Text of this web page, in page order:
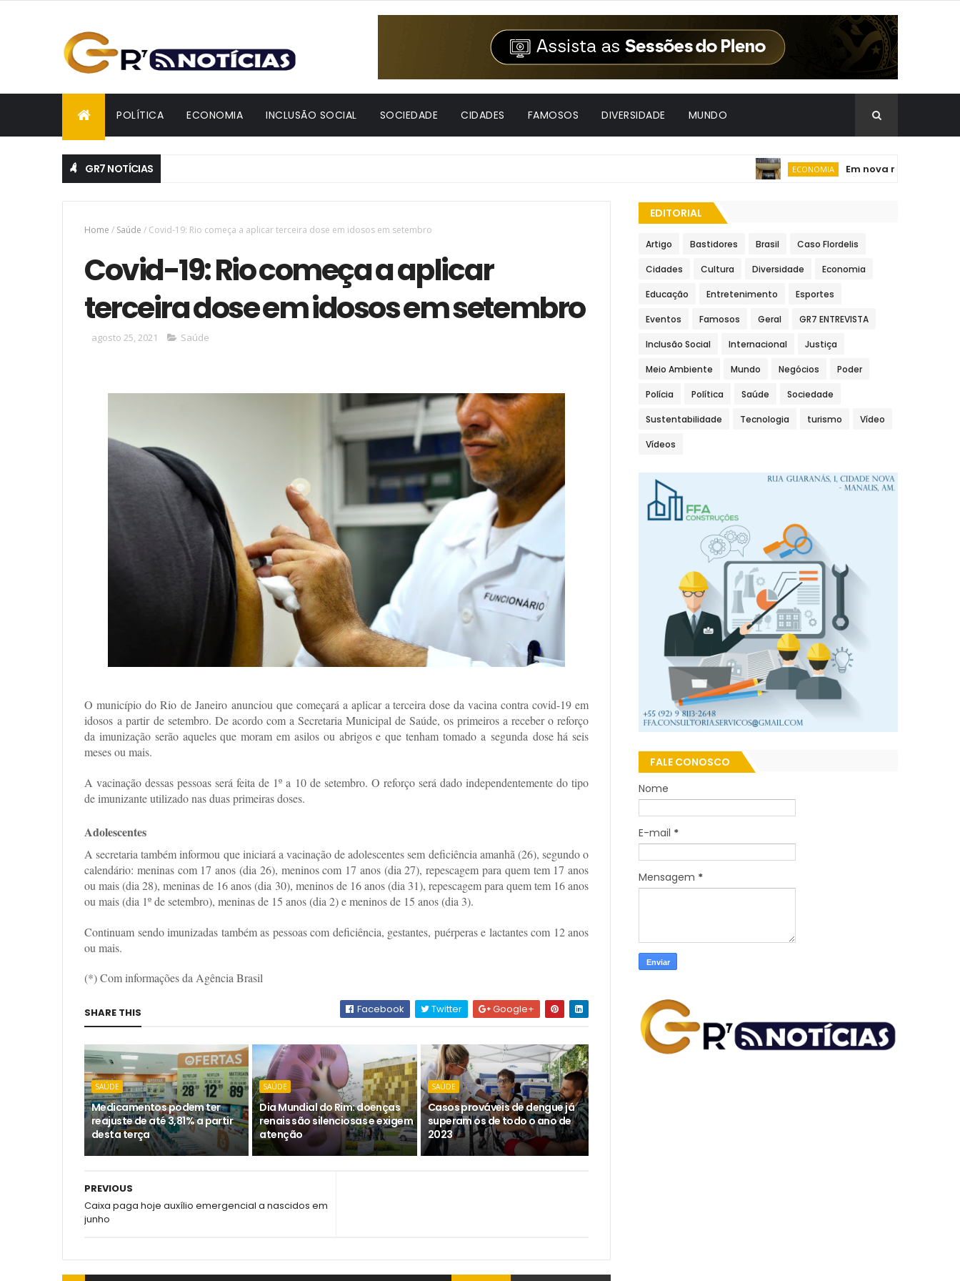
POLÍTICA ECONOMIA INCLUSÃO SOCIAL SOCIEDADE CIDADES FAMOSOS DIVERSIDADE MUNDO
GR7 NOTÍCIAS ECONOMIA Em nova redução,
Home / Saúde / Covid-19: Rio começa a aplicar terceira dose em idosos em setembro
Covid-19: Rio começa a aplicar
terceira dose em idosos em setembro
agosto 25, 2021 Saúde
O município do Riode Janeiroanunciou que começará a aplicar a terceira dose da vacina contra covid-19 em
idosos a partirde setembro. De acordo com a Secretaria Municipal de Saúde, os primeiros a receber o reforço
da imunização serão aqueles que moram em asilos ou abrigos e que tenham tomado a segunda dose há seis
meses ou mais.
A vacinação dessas pessoas será feita de 1º a 10 de setembro. O reforço será dado independentemente do tipo
de imunizante utilizado nas duas primeiras doses.
Adolescentes
A secretaria também informou que iniciará a vacinação de adolescentes sem deficiência amanhã (26), segundo o
calendário: meninas com 17 anos (dia 26), meninos com 17 anos (dia 27), repescagem para quem tem 17 anos
ou mais (dia 28), meninas de 16 anos (dia 30), meninos de 16 anos (dia 31), repescagem para quem tem 16 anos
ou mais (dia 1º de setembro), meninas de 15 anos (dia 2) e meninos de 15 anos (dia 3).
Continuam sendo imunizadas também as pessoas com deficiência, gestantes, puérperas e lactantes com 12 anos
ou mais.
(*) Com informações da Agência Brasil
SHARE THIS Facebook Twitter Google+
SAÚDE
Medicamentos podem ter
reajuste de até 3,81% a partir
desta terça
SAÚDE
Dia Mundial do Rim: doenças
renais são silenciosas e exigem
atenção
SAÚDE
Casos prováveis de dengue já
superam os de todo o ano de
2023
PREVIOUS
Caixa paga hoje auxílio emergencial a nascidos em
junho
EDITORIAL
Artigo Bastidores Brasil Caso Flordelis
Cidades Cultura Diversidade Economia
Educação Entretenimento Esportes
Eventos Famosos Geral GR7 ENTREVISTA
Inclusão Social Internacional Justiça
Meio Ambiente Mundo Negócios Poder
Polícia Política Saúde Sociedade
Sustentabilidade Tecnologia turismo Vídeo
Vídeos
FALE CONOSCO
Nome
E-mail *
Mensagem *